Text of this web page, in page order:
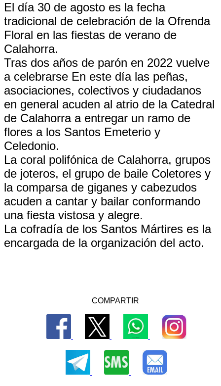
El día 30 de agosto es la fecha
tradicional de celebración de la Ofrenda
Floral en las fiestas de verano de
Calahorra.
Tras dos años de parón en 2022 vuelve
a celebrarse En este día las peñas,
asociaciones, colectivos y ciudadanos
en general acuden al atrio de la Catedral
de Calahorra a entregar un ramo de
flores a los Santos Emeterio y
Celedonio.
La coral polifónica de Calahorra, grupos
de joteros, el grupo de baile Coletores y
la comparsa de giganes y cabezudos
acuden a cantar y bailar conformando
una fiesta vistosa y alegre.
La cofradía de los Santos Mártires es la
encargada de la organización del acto.
COMPARTIR